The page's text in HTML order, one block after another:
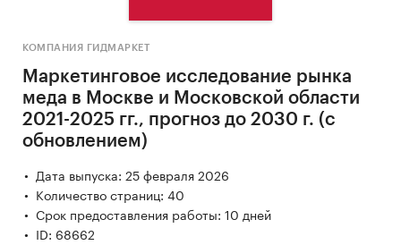
КОМПАНИЯ ГИДМАРКЕТ
Маркетинговое исследование рынка
меда в Москве и Московской области
2021-2025 гг., прогноз до 2030 г. (с
обновлением)
Дата выпуска: 25 февраля 2026
Количество страниц: 40
Срок предоставления работы: 10 дней
ID: 68662